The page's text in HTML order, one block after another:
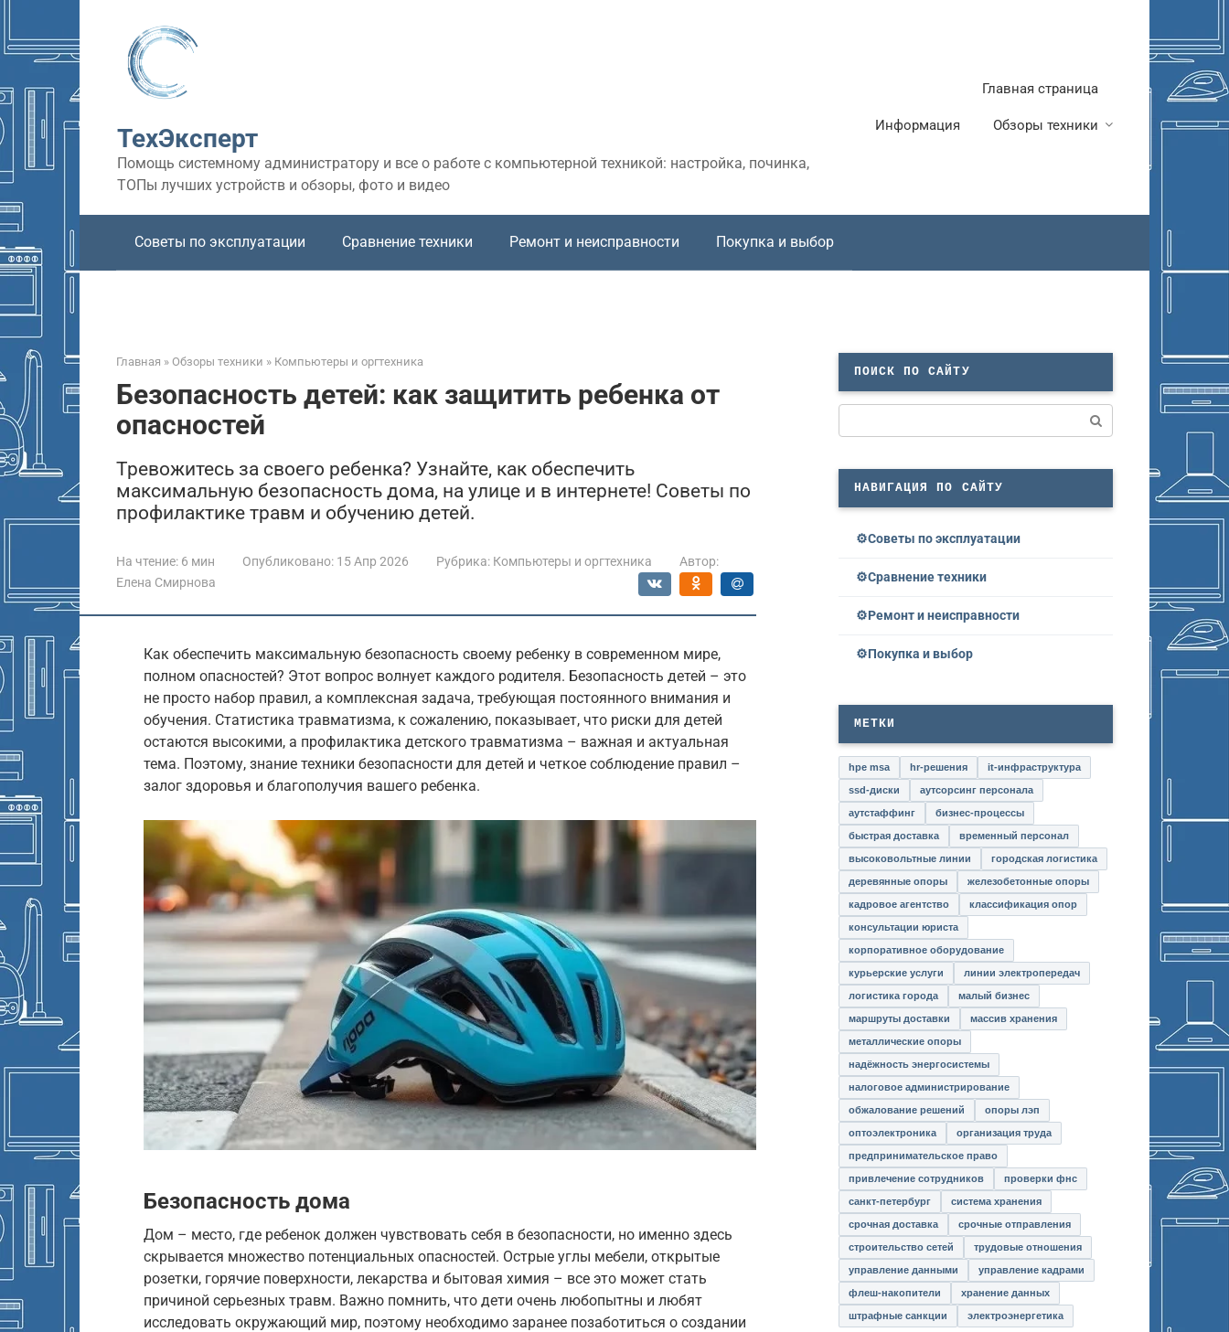
контенту
ТехЭксперт
Помощь системному администратору и все о работе с компьютерной техникой: настройка, починка,
ТОПы лучших устройств и обзоры, фото и видео
Главная страница
Информация Обзоры техники
Советы по эксплуатации Сравнение техники Ремонт и неисправности Покупка и выбор
Главная » Обзоры техники » Компьютеры и оргтехника
Безопасность детей: как защитить ребенка от
опасностей
Тревожитесь за своего ребенка? Узнайте, как обеспечить
максимальную безопасность дома, на улице и в интернете! Советы по
профилактике травм и обучению детей.
На чтение: 6 мин Опубликовано: 15 Апр 2026 Рубрика: Компьютеры и оргтехника
Автор:
Елена Смирнова
Как обеспечить максимальную безопасность своему ребенку в современном мире,
полном опасностей? Этот вопрос волнует каждого родителя. Безопасность детей – это
не просто набор правил, а комплексная задача, требующая постоянного внимания и
обучения. Статистика травматизма, к сожалению, показывает, что риски для детей
остаются высокими, а профилактика детского травматизма – важная и актуальная
тема. Поэтому, знание техники безопасности для детей и четкое соблюдение правил –
залог здоровья и благополучия вашего ребенка.
Безопасность дома
Дом – место, где ребенок должен чувствовать себя в безопасности, но именно здесь
скрывается множество потенциальных опасностей. Острые углы мебели, открытые
розетки, горячие поверхности, лекарства и бытовая химия – все это может стать
причиной серьезных травм. Важно помнить, что дети очень любопытны и любят
исследовать окружающий мир, поэтому необходимо заранее позаботиться о создании
ПОИСК ПО САЙТУ
НАВИГАЦИЯ ПО САЙТУ
Советы по эксплуатации
Сравнение техники
Ремонт и неисправности
Покупка и выбор
МЕТКИ
hpe msa hr-решения it-инфраструктура
ssd-диски аутсорсинг персонала
аутстаффинг бизнес-процессы
быстрая доставка временный персонал
высоковольтные линии городская логистика
деревянные опоры железобетонные опоры
кадровое агентство классификация опор
консультации юриста
корпоративное оборудование
курьерские услуги линии электропередач
логистика города малый бизнес
маршруты доставки массив хранения
металлические опоры
надёжность энергосистемы
налоговое администрирование
обжалование решений опоры лэп
оптоэлектроника организация труда
предпринимательское право
привлечение сотрудников проверки фнс
санкт-петербург система хранения
срочная доставка срочные отправления
строительство сетей трудовые отношения
управление данными управление кадрами
флеш-накопители хранение данных
штрафные санкции электроэнергетика